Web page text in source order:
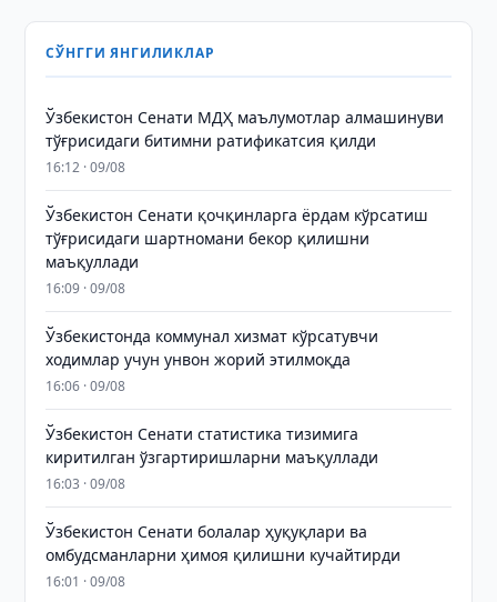
СЎНГГИ ЯНГИЛИКЛАР
Ўзбекистон Сенати МДҲ маълумотлар алмашинуви
тўғрисидаги битимни ратификатсия қилди
16:12 · 09/08
Ўзбекистон Сенати қочқинларга ёрдам кўрсатиш
тўғрисидаги шартномани бекор қилишни
маъқуллади
16:09 · 09/08
Ўзбекистонда коммунал хизмат кўрсатувчи
ходимлар учун унвон жорий этилмоқда
16:06 · 09/08
Ўзбекистон Сенати статистика тизимига
киритилган ўзгартиришларни маъқуллади
16:03 · 09/08
Ўзбекистон Сенати болалар ҳуқуқлари ва
омбудсманларни ҳимоя қилишни кучайтирди
16:01 · 09/08